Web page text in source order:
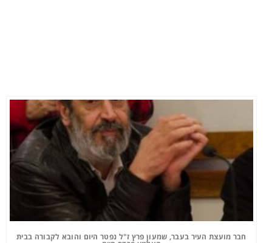
חבר מועצת העיר בעבר, שמעון פרץ ז"ל נפטר היום והובא לקבורה בבית